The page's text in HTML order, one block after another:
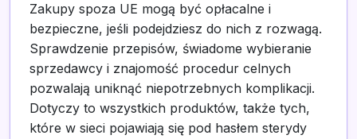
Zakupy spoza UE mogą być opłacalne i
bezpieczne, jeśli podejdziesz do nich z rozwagą.
Sprawdzenie przepisów, świadome wybieranie
sprzedawcy i znajomość procedur celnych
pozwalają uniknąć niepotrzebnych komplikacji.
Dotyczy to wszystkich produktów, także tych,
które w sieci pojawiają się pod hasłem sterydy